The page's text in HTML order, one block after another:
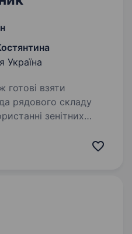
Україна
готові взяти
зенітних
з важкими